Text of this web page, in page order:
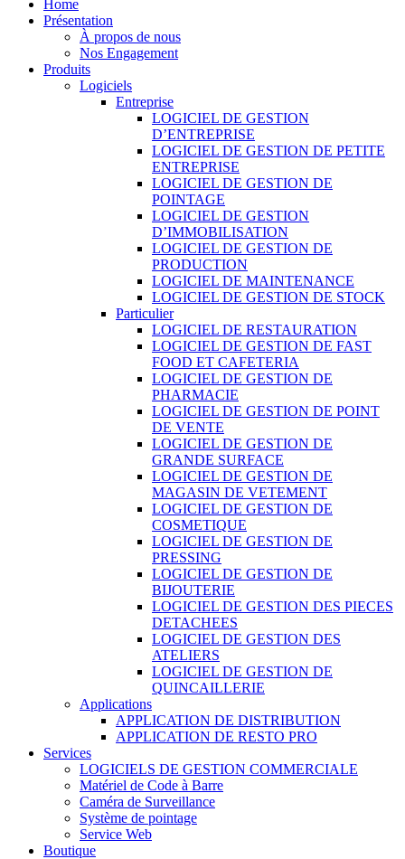
Home
Présentation
À propos de nous
Nos Engagement
Produits
Logiciels
Entreprise
LOGICIEL DE GESTION
D’ENTREPRISE
LOGICIEL DE GESTION DE PETITE
ENTREPRISE
LOGICIEL DE GESTION DE
POINTAGE
LOGICIEL DE GESTION
D’IMMOBILISATION
LOGICIEL DE GESTION DE
PRODUCTION
LOGICIEL DE MAINTENANCE
LOGICIEL DE GESTION DE STOCK
Particulier
LOGICIEL DE RESTAURATION
LOGICIEL DE GESTION DE FAST
FOOD ET CAFETERIA
LOGICIEL DE GESTION DE
PHARMACIE
LOGICIEL DE GESTION DE POINT
DE VENTE
LOGICIEL DE GESTION DE
GRANDE SURFACE
LOGICIEL DE GESTION DE
MAGASIN DE VETEMENT
LOGICIEL DE GESTION DE
COSMETIQUE
LOGICIEL DE GESTION DE
PRESSING
LOGICIEL DE GESTION DE
BIJOUTERIE
LOGICIEL DE GESTION DES PIECES
DETACHEES
LOGICIEL DE GESTION DES
ATELIERS
LOGICIEL DE GESTION DE
QUINCAILLERIE
Applications
APPLICATION DE DISTRIBUTION
APPLICATION DE RESTO PRO
Services
LOGICIELS DE GESTION COMMERCIALE
Matériel de Code à Barre
Caméra de Surveillance
Système de pointage
Service Web
Boutique